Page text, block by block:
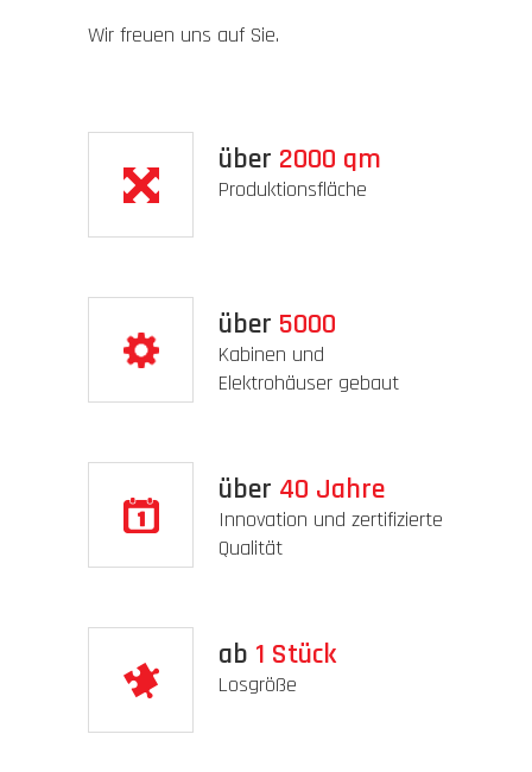
Wir freuen uns auf Sie.
über 2000 qm
Produktionsfläche
über 5000
Kabinen und
Elektrohäuser gebaut
über 40 Jahre
Innovation und zertifizierte
Qualität
ab 1 Stück
Losgröße